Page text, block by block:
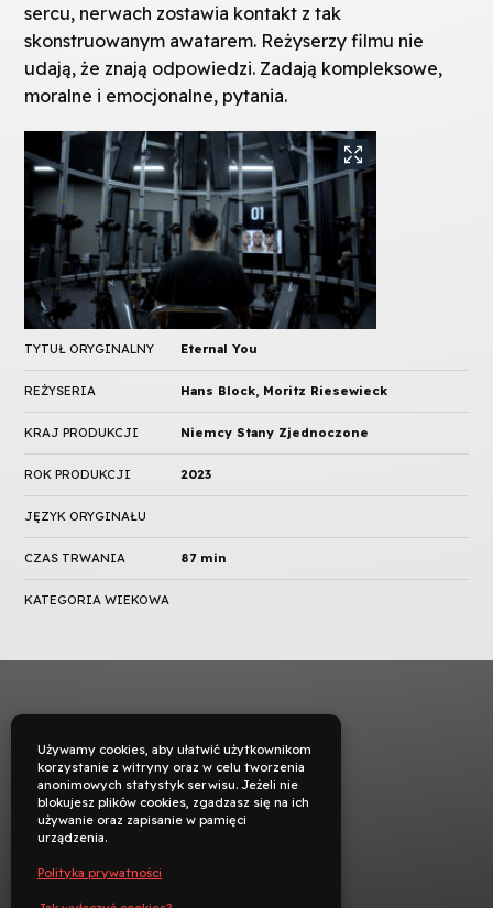
sercu, nerwach zostawia kontakt z tak
skonstruowanym awatarem. Reżyserzy filmu nie
udają, że znają odpowiedzi. Zadają kompleksowe,
moralne i emocjonalne, pytania.
TYTUŁ ORYGINALNY Eternal You
REŻYSERIA Hans Block, Moritz Riesewieck
KRAJ PRODUKCJI Niemcy Stany Zjednoczone
ROK PRODUKCJI 2023
JĘZYK ORYGINAŁU
CZAS TRWANIA 87 min
KATEGORIA WIEKOWA
Używamy cookies, aby ułatwić użytkownikom
korzystanie z witryny oraz w celu tworzenia
anonimowych statystyk serwisu. Jeżeli nie
blokujesz plików cookies, zgadzasz się na ich
używanie oraz zapisanie w pamięci
urządzenia.
Polityka prywatności